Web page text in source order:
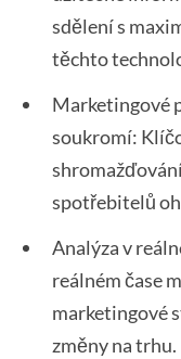
sdělení s
těchto
Marketingové
soukromí:
spotřebitelů
Analýza v
reálném čase
marketingové
změny na trhu.